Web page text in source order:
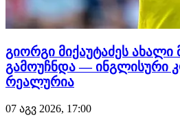
გიორგი მიქაუტაძეს ახალი
გამოუჩნდა — ინგლისური
რეალურია
07 აგვ 2026, 17:00